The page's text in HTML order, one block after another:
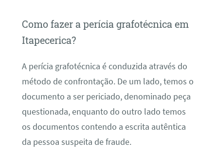
Como fazer a perícia grafotécnica em
Itapecerica?
A perícia grafotécnica é conduzida através do
método de confrontação. De um lado, temos o
documento a ser periciado, denominado peça
questionada, enquanto do outro lado temos
os documentos contendo a escrita autêntica
da pessoa suspeita de fraude.